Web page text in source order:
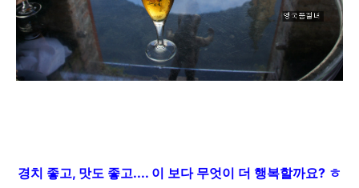
경치 좋고, 맛도 좋고.... 이 보다 무엇이 더 행복할까요? ㅎ